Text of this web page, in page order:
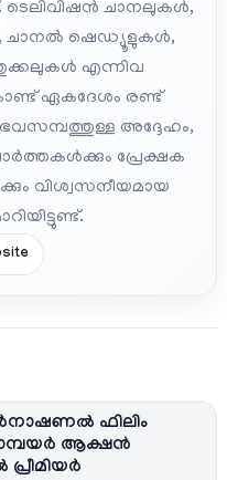
ടെലിവിഷൻ ചാനലുകൾ,
ചാനൽ ഷെഡ്യൂളുകൾ,
എന്നിവ
ഏകദേശം രണ്ട്
അദ്ദേഹം,
പ്രേക്ഷക
വിശ്വസനീയമായ
ഫിലിം
ആക്ഷൻ
പ്രീമിയർ